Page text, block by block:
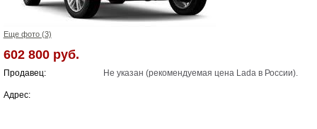
Еще фото (3)
602 800 руб.
Продавец: Не указан (рекомендуемая цена Lada в России).
Адрес: